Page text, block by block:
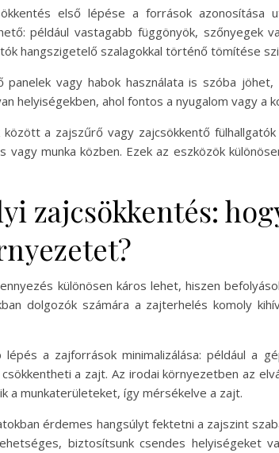
első lépése a források azonosítása
például vastagabb függönyök, szőnyegek
hangszigetelő szalagokkal történő tömítése
panelek vagy habok használata is szóba
helyiségekben, ahol fontos a nyugalom vagy a
között a zajszűrő vagy zajcsökkentő
vagy munka közben. Ezek az eszközök
zajcsökkentés:
különösen káros lehet, hiszen
dolgozók számára a zajterhelés komoly
lépés a zajforrások minimalizálása: például a
a zajt. Az irodai környezetben az
a munkaterületeket, így mérsékelve a zajt.
érdemes hangsúlyt fektetni a zajszint
biztosítsunk csendes helyiségeket